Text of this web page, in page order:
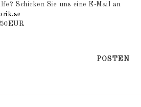
Schicken Sie uns eine E-Mail an
POSTEN